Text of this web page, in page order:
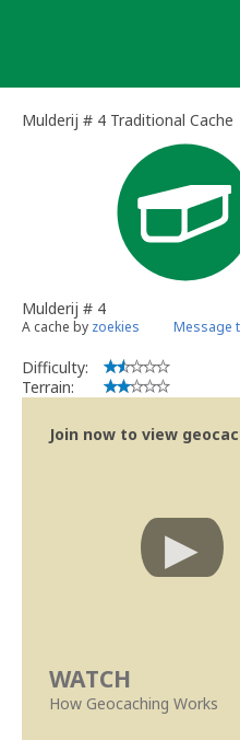
Mulderij # 4 Traditional Cache
Mulderij # 4
A cache by zoekies Message
Difficulty:
Terrain:
Join now to view
WATCH
How Geocaching Works